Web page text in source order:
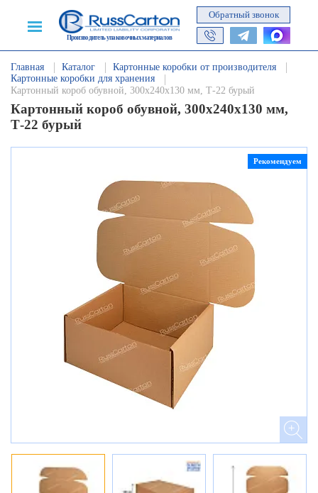
Производитель упаковочных материалов
Обратный звонок
Главная Каталог
Картонные коробки от производителя
Картонные коробки для хранения
Картонный короб обувной, 300х240х130 мм, Т-22 бурый
Картонный короб обувной, 300х240х130 мм,
Т-22 бурый
Рекомендуем